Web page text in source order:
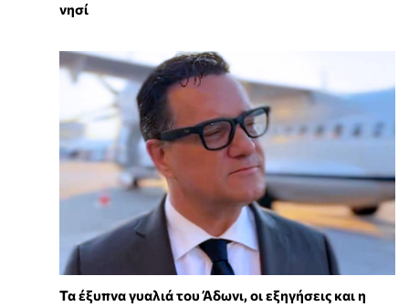
νησί
Τα έξυπνα γυαλιά του Άδωνι, οι εξηγήσεις και η